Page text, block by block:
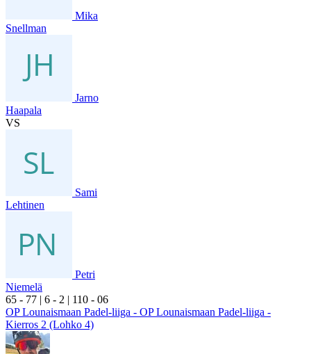
Mika
Snellman
Jarno
Haapala
VS
Sami
Lehtinen
Petri
Niemelä
65 - 77 | 6 - 2 | 110 - 06
OP Lounaismaan Padel-liiga - OP Lounaismaan Padel-liiga -
Kierros 2 (Lohko 4)